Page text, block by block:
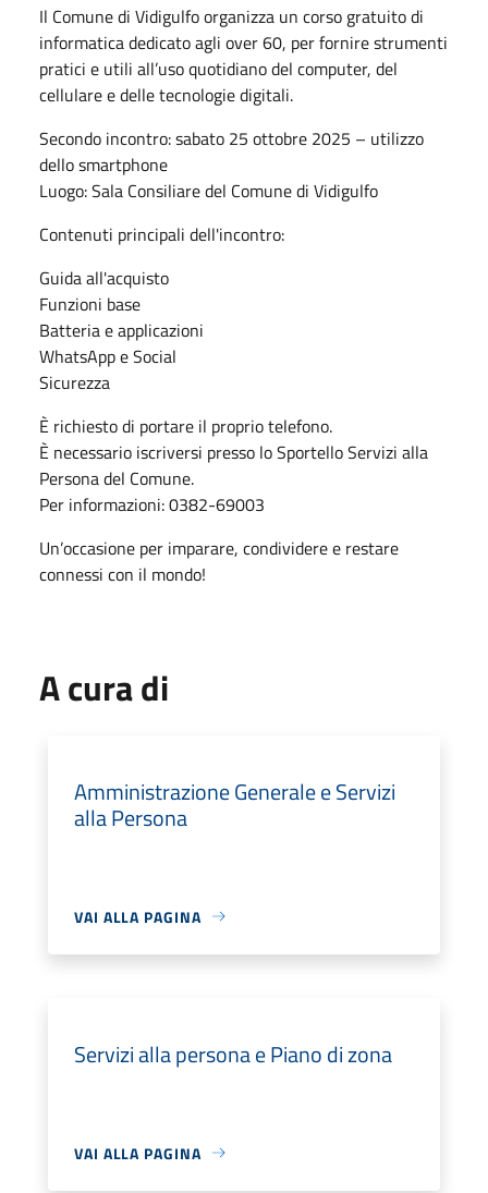
Il Comune di Vidigulfo organizza un corso gratuito di
informatica dedicato agli over 60, per fornire strumenti
pratici e utili all’uso quotidiano del computer, del
cellulare e delle tecnologie digitali.
Secondo incontro: sabato 25 ottobre 2025 – utilizzo
dello smartphone
Luogo: Sala Consiliare del Comune di Vidigulfo
Contenuti principali dell'incontro:
Guida all'acquisto
Funzioni base
Batteria e applicazioni
WhatsApp e Social
Sicurezza
È richiesto di portare il proprio telefono.
È necessario iscriversi presso lo Sportello Servizi alla
Persona del Comune.
Per informazioni: 0382-69003
Un’occasione per imparare, condividere e restare
connessi con il mondo!
A cura di
Amministrazione Generale e Servizi
alla Persona
VAI ALLA PAGINA
Servizi alla persona e Piano di zona
VAI ALLA PAGINA